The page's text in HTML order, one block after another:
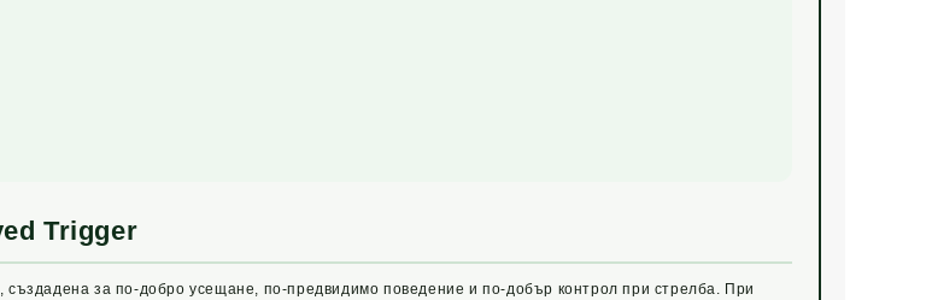
Trigger
създадена за по-добро усещане, по-предвидимо поведение и по-добър контрол при стрелба. При